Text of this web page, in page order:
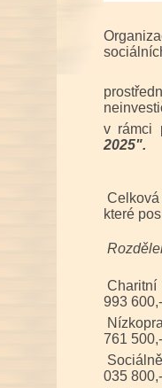
v rámci
2025".
Celková
které
993
761
035